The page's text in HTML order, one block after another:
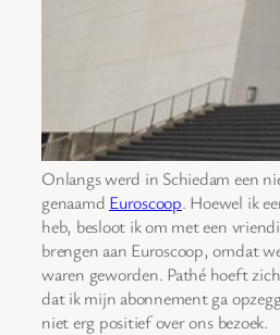
Onlangs werd in Schiedam een
genaamd Euroscoop. Hoewel ik
heb, besloot ik om met een
brengen aan Euroscoop, omdat
waren geworden. Pathé hoeft
dat ik mijn abonnement ga
niet erg positief over ons bezoek.